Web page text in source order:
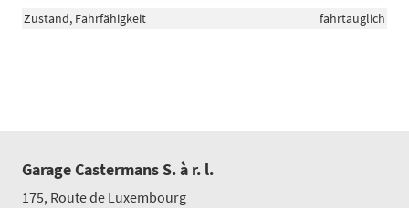
Zustand, Fahrfähigkeit
fahrtauglich
Garage Castermans S. à r. l.
175, Route de Luxembourg